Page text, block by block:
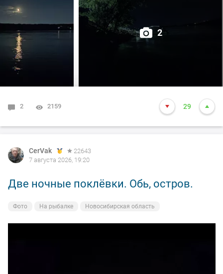
2
2 2159 29
CerVak
22643
7 августа 2026, 19:20
Две ночные поклёвки. Обь, остров.
Фото На рыбалке Новосибирская область